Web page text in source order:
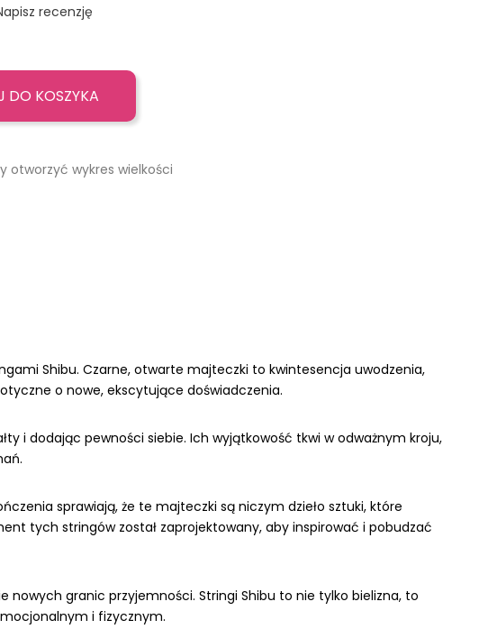
recenzję
DO KOSZYKA
otworzyć wykres wielkości
Shibu. Czarne, otwarte majteczki to kwintesencja uwodzenia,
o nowe, ekscytujące doświadczenia.
i dodając pewności siebie. Ich wyjątkowość tkwi w odważnym kroju,
sprawiają, że te majteczki są niczym dzieło sztuki, które
tych stringów został zaprojektowany, aby inspirować i pobudzać
nowych granic przyjemności. Stringi Shibu to nie tylko bielizna, to
i fizycznym.